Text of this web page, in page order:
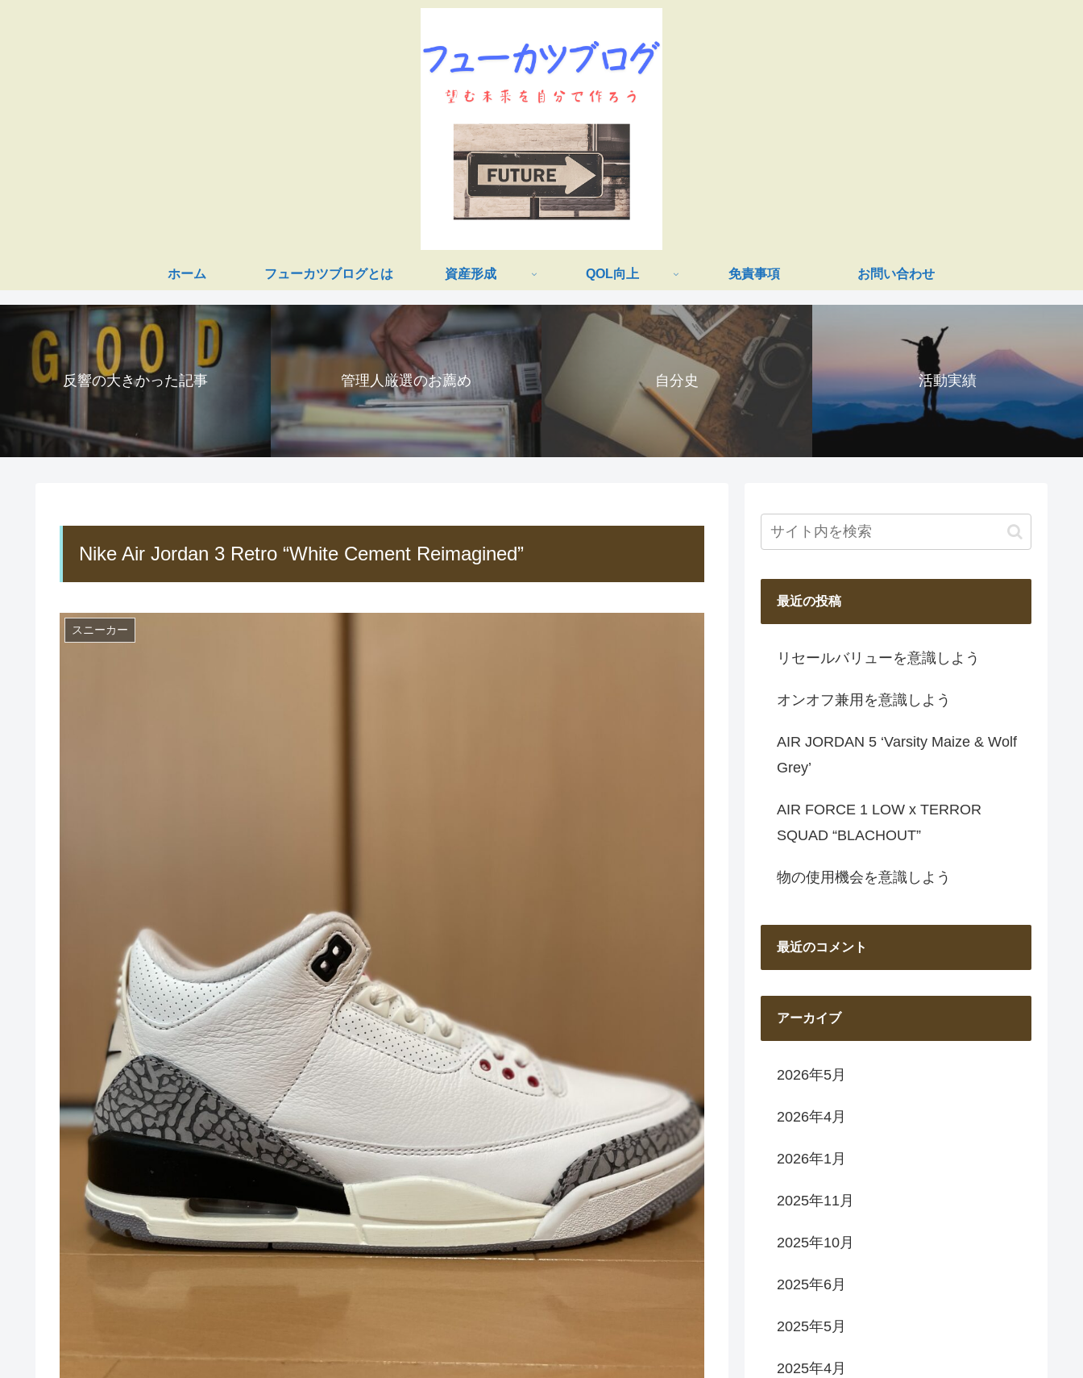
ホーム フューカツブログとは 資産形成 QOL向上 免責事項 お問い合わせ
反響の大きかった記事 管理人厳選のお薦め 自分史 活動実績
Nike Air Jordan 3 Retro “White Cement Reimagined”
スニーカー
最近の投稿
リセールバリューを意識しよう
オンオフ兼用を意識しよう
AIR JORDAN 5 ‘Varsity Maize & Wolf
Grey’
AIR FORCE 1 LOW x TERROR
SQUAD “BLACHOUT”
物の使用機会を意識しよう
最近のコメント
アーカイブ
2026年5月
2026年4月
2026年1月
2025年11月
2025年10月
2025年6月
2025年5月
2025年4月